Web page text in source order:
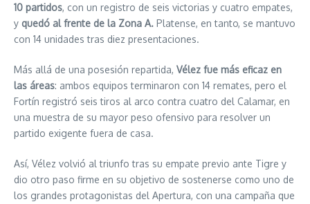
10 partidos, con un registro de seis victorias y cuatro empates,
y quedó al frente de la Zona A. Platense, en tanto, se mantuvo
con 14 unidades tras diez presentaciones.
Más allá de una posesión repartida, Vélez fue más eficaz en
las áreas: ambos equipos terminaron con 14 remates, pero el
Fortín registró seis tiros al arco contra cuatro del Calamar, en
una muestra de su mayor peso ofensivo para resolver un
partido exigente fuera de casa.
Así, Vélez volvió al triunfo tras su empate previo ante Tigre y
dio otro paso firme en su objetivo de sostenerse como uno de
los grandes protagonistas del Apertura, con una campaña que